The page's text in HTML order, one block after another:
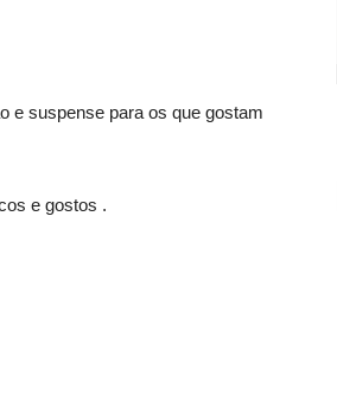
e suspense para os que gostam
e gostos .